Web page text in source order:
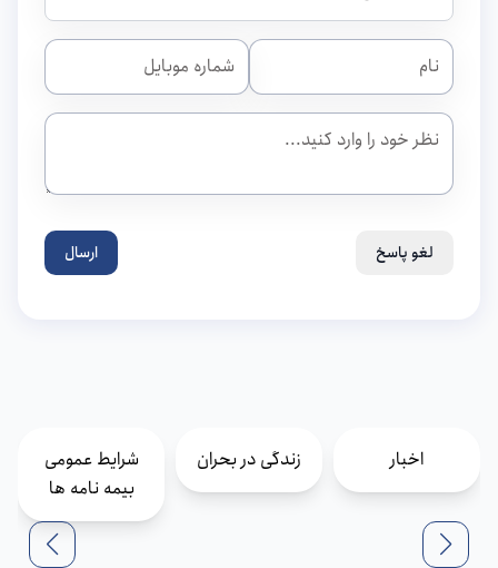
لغو پاسخ ارسال
اخبار زندگی در بحران
شرایط عمومی
بیمه نامه ها